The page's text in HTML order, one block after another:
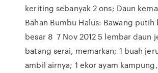
keriting sebanyak 2 ons; Daun
Bahan Bumbu Halus: Bawang putih
besar 8 7 Nov 2012 5 lembar daun
batang serai, memarkan; 1 buah
ambil airnya; 1 ekor ayam